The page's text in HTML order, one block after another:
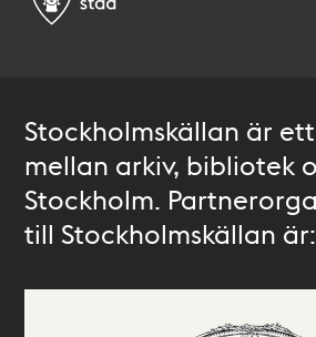
Stockholmskällan är
mellan arkiv, bibliotek
Stockholm.
till Stockholmskällan är: